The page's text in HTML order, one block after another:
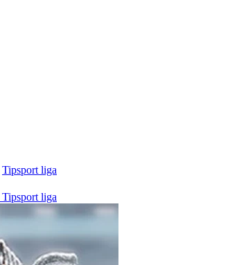
Tipsport liga
Tipsport liga